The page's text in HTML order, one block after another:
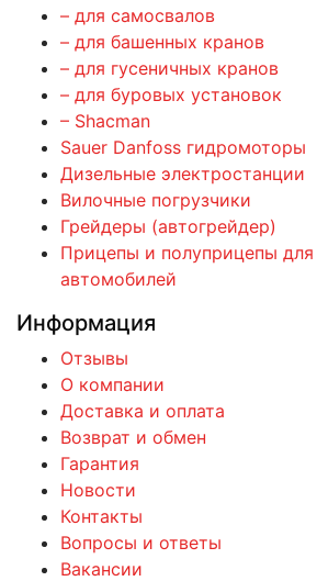
– для самосвалов
– для башенных кранов
– для гусеничных кранов
– для буровых установок
– Shacman
Sauer Danfoss гидромоторы
Дизельные электростанции
Вилочные погрузчики
Грейдеры (автогрейдер)
Прицепы и полуприцепы для
автомобилей
Информация
Отзывы
О компании
Доставка и оплата
Возврат и обмен
Гарантия
Новости
Контакты
Вопросы и ответы
Вакансии